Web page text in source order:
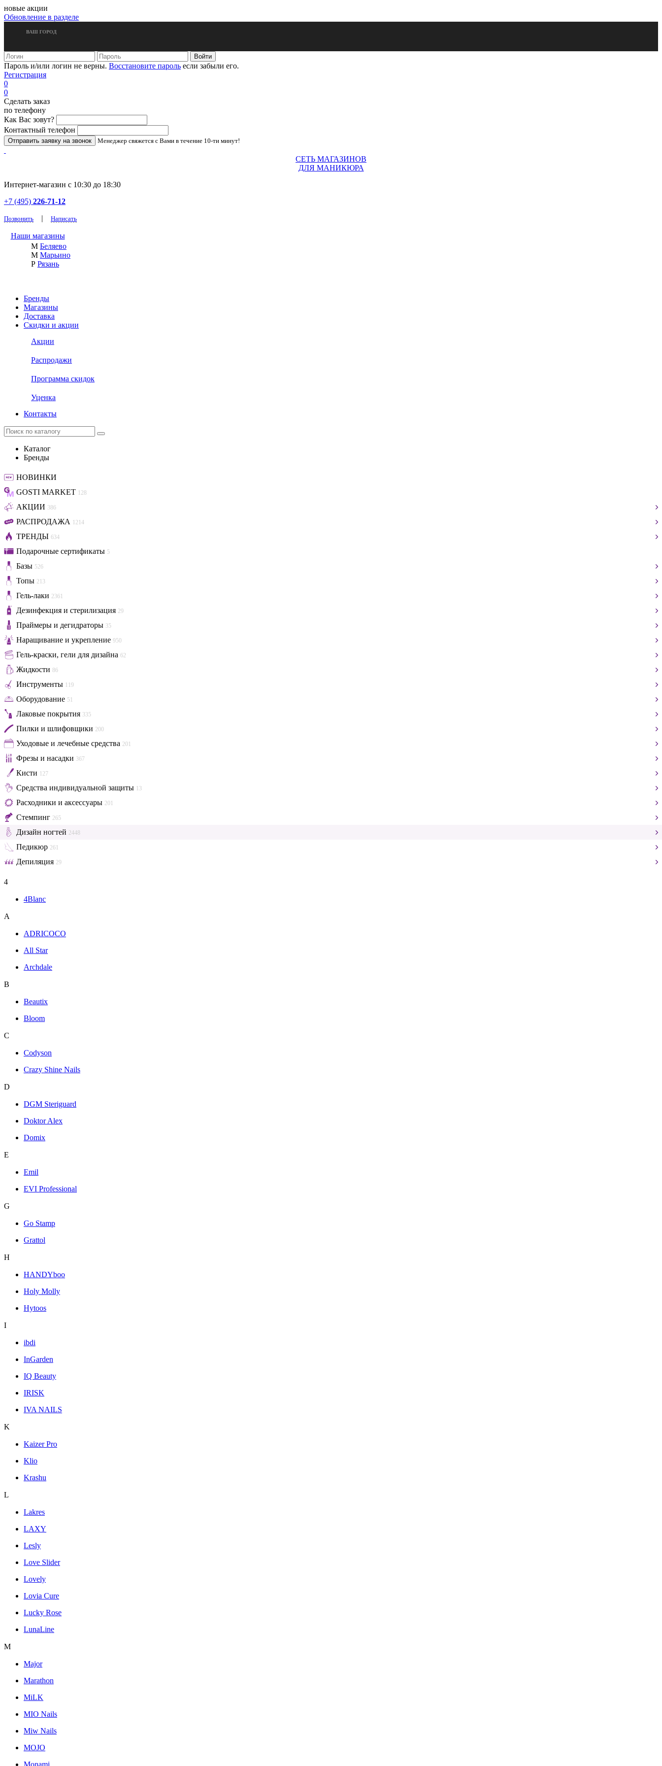
новые акции
Обновление в разделе
ВАШ ГОРОД
Пароль и/или логин не верны. Восстановите пароль если забыли его.
Регистрация
0
0
Сделать заказ
по телефону
Как Вас зовут?
Контактный телефон
Менеджер свяжется с Вами в течение 10-ти минут!
СЕТЬ МАГАЗИНОВ
ДЛЯ МАНИКЮРА
Интернет-магазин с 10:30 до 18:30
+7 (495) 226-71-12
Позвонить | Написать
Наши магазины
М Беляево
М Марьино
Р Рязань
Бренды
Магазины
Доставка
Скидки и акции
Акции
Распродажи
Программа скидок
Уценка
Контакты
Каталог
Бренды
НОВИНКИ
GOSTI MARKET 128
АКЦИИ 386
РАСПРОДАЖА 1214
ТРЕНДЫ 634
Подарочные сертификаты 5
Базы 526
Топы 213
Гель-лаки 2361
Дезинфекция и стерилизация 29
Праймеры и дегидраторы 35
Наращивание и укрепление 950
Гель-краски, гели для дизайна 62
Жидкости 86
Инструменты 119
Оборудование 51
Лаковые покрытия 335
Пилки и шлифовщики 200
Уходовые и лечебные средства 201
Фрезы и насадки 367
Кисти 127
Средства индивидуальной защиты 13
Расходники и аксессуары 201
Стемпинг 265
Дизайн ногтей 2448
Педикюр 261
Депиляция 29
4
4Blanc
A
ADRICOCO
All Star
Archdale
B
Beautix
Bloom
C
Codyson
Crazy Shine Nails
D
DGM Steriguard
Doktor Alex
Domix
E
Emil
EVI Professional
G
Go Stamp
Grattol
H
HANDYboo
Holy Molly
Hytoos
I
ibdi
InGarden
IQ Beauty
IRISK
IVA NAILS
K
Kaizer Pro
Klio
Krashu
L
Lakres
LAXY
Lesly
Love Slider
Lovely
Lovia Cure
Lucky Rose
LunaLine
M
Major
Marathon
MiLK
MIO Nails
Miw Nails
MOJO
Monami